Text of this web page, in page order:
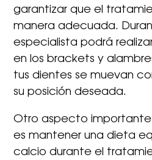
garantizar que el
manera adecuada.
especialista podrá
en los brackets y
tus dientes se muevan
su posición deseada.
Otro aspecto
es mantener una dieta
calcio durante el